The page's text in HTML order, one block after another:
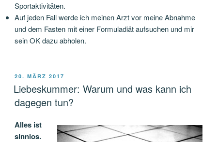
Sportaktivitäten.
Auf jeden Fall werde ich meinen Arzt vor meine Abnahme
und dem Fasten mit einer Formuladiät aufsuchen und mir
sein OK dazu abholen.
VERÖFFENTLICHT
AM
20. MÄRZ 2017
Liebeskummer: Warum und was kann ich
dagegen tun?
Alles ist
sinnlos.